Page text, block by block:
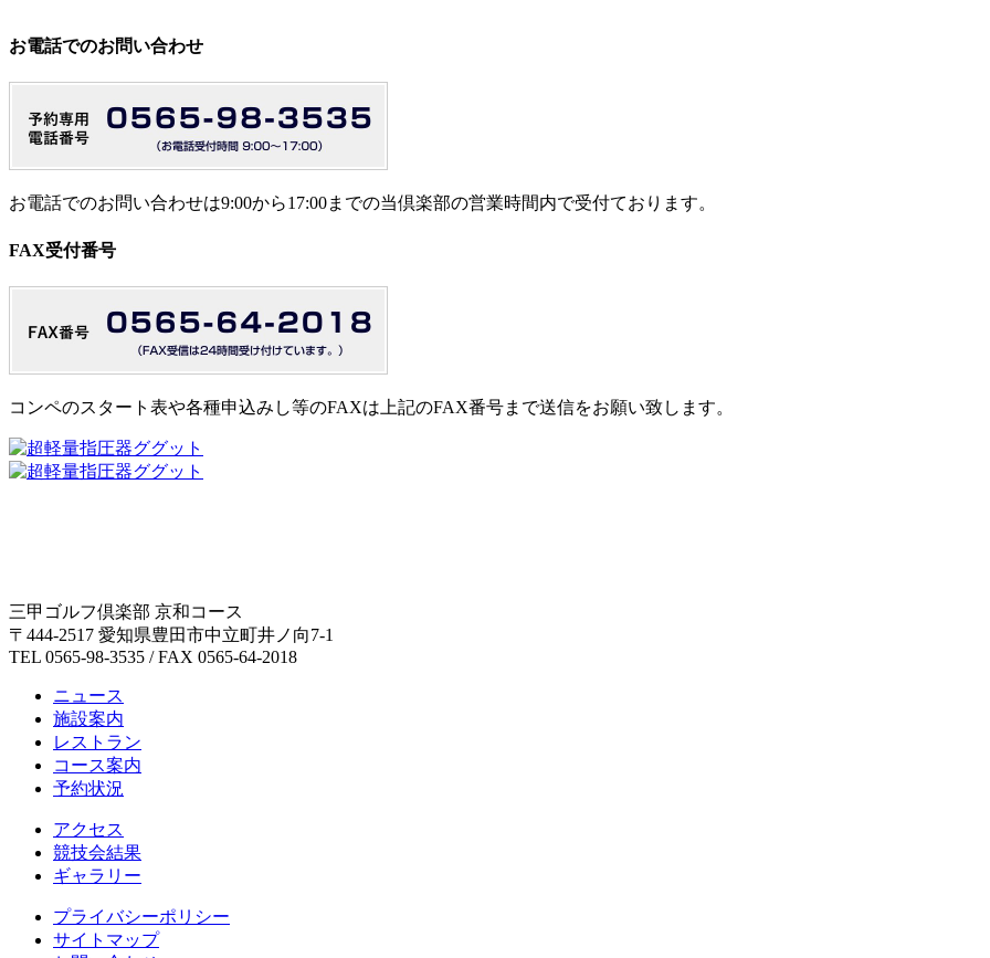
お電話でのお問い合わせ
お電話でのお問い合わせは9:00から17:00までの当倶楽部の営業時間内で受付ております。
FAX受付番号
コンペのスタート表や各種申込みし等のFAXは上記のFAX番号まで送信をお願い致します。
三甲ゴルフ倶楽部 京和コース
〒444-2517 愛知県豊田市中立町井ノ向7-1
TEL 0565-98-3535 / FAX 0565-64-2018
ニュース
施設案内
レストラン
コース案内
予約状況
アクセス
競技会結果
ギャラリー
プライバシーポリシー
サイトマップ